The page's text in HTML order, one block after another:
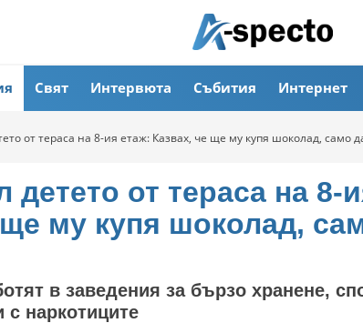
Свят Интервюта Събития Интернет
от тераса на 8-ия етаж: Казвах, че ще му купя шоколад, само
детето от тераса на 8-
му купя шоколад,
в заведения за бързо хранене,
наркотиците